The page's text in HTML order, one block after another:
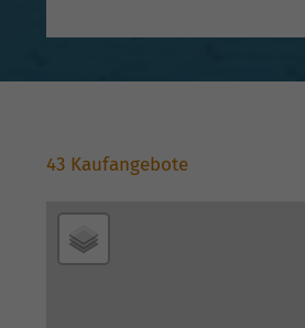
43 Kaufangebote